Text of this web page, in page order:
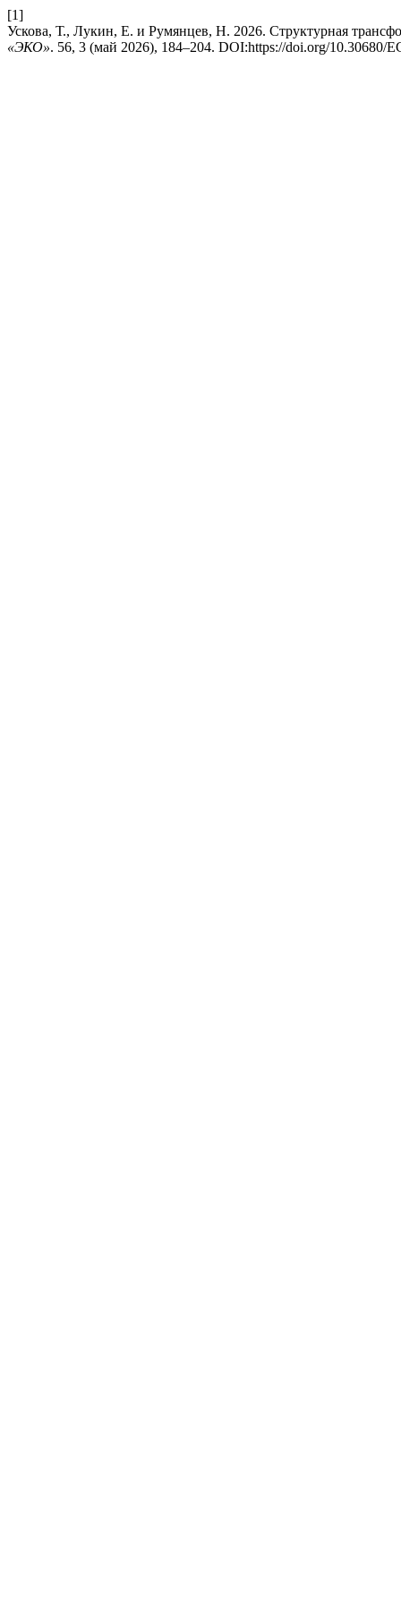
[1]
Ускова, Т., Лукин, Е. и Румянцев, Н. 2026. Структурная
«ЭКО». 56, 3 (май 2026), 184–204. DOI:https://doi.org/10.30680/